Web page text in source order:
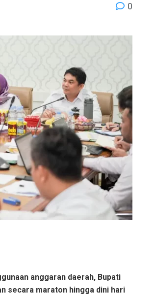
0
anggaran daerah, Bupati
secara maraton hingga dini hari